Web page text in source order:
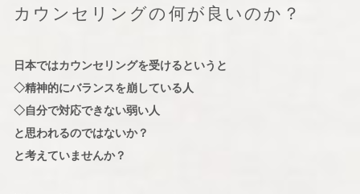
カウンセリングの何が良いのか？
日本ではカウンセリングを受けるというと
◇精神的にバランスを崩している人
◇自分で対応できない弱い人
と思われるのではないか？
と考えていませんか？